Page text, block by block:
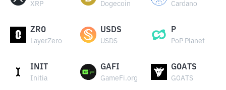
XRP Dogecoin Cardano
ZRO
LayerZero
USDS
USDS
P
PoP Planet
INIT
Initia
GAFI
GameFi.org
GOATS
GOATS